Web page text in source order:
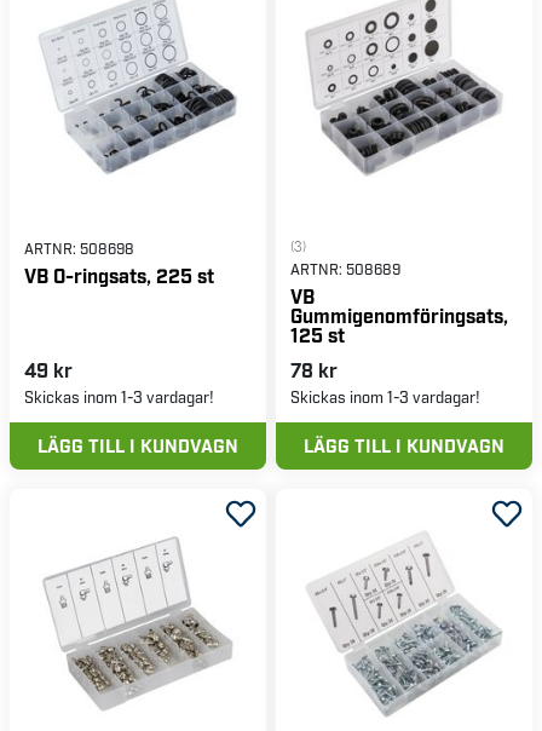
ARTNR: 508698
VB O-ringsats, 225 st
49 kr
Skickas inom 1-3 vardagar!
LÄGG TILL I KUNDVAGN
(3)
ARTNR: 508689
VB
Gummigenomföringsats,
125 st
78 kr
Skickas inom 1-3 vardagar!
LÄGG TILL I KUNDVAGN